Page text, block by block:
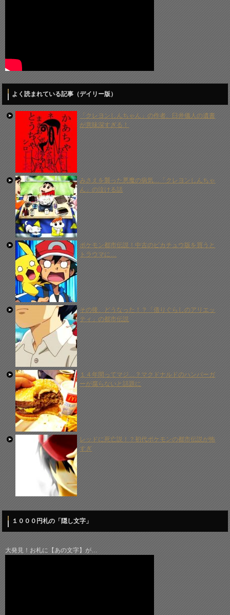
よく読まれている記事（デイリー版）
「クレヨンしんちゃん」の作者、臼井儀人の遺書
が意味深すぎる！
みさえを襲った悪魔の病気…「クレヨンしんちゃ
ん」の泣ける話
ポケモン都市伝説！中古のピカチュウ版を買うと
トラウマに…
その後、どうなった！？「借りぐらしのアリエッ
ティ」の都市伝説
１４年間ってマジ…？マクドナルドのハンバーガ
ーが腐らないと話題に
レッドに死亡説！？初代ポケモンの都市伝説が怖
すぎ
１０００円札の「隠し文字」
大発見！お札に【あの文字】が…